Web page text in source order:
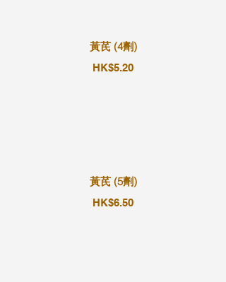
黃芪 (4劑)
HK$5.20
黃芪 (5劑)
HK$6.50